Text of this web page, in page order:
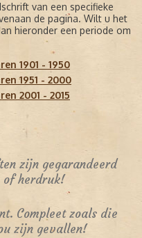
van een specifieke
de pagina. Wilt u het
hieronder een periode om
1901 - 1950
1951 - 2000
2001 - 2015
zijn gegarandeerd
of herdruk!
Compleet zoals die
zijn gevallen!